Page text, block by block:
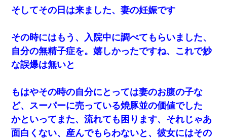
そしてその日は来ました、妻の妊娠です
その時にはもう、入院中に調べてもらいました、
自分の無精子症を。嬉しかったですね、これで妙
な誤爆は無いと
もはやその時の自分にとっては妻のお腹の子な
ど、スーパーに売っている焼豚並の価値でした
かといってまた、流れても困ります、それじゃあ
面白くない、産んでもらわないと、彼女にはその